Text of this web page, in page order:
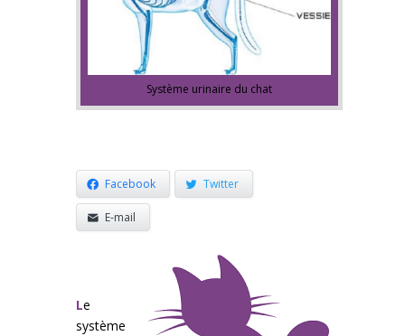
Système urinaire du chat
Facebook Twitter
E-mail
Le
système